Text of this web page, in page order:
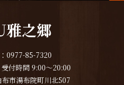
雅之郷
0977-85-7320
付時間 9:00～20:00
市湯布院町川北507